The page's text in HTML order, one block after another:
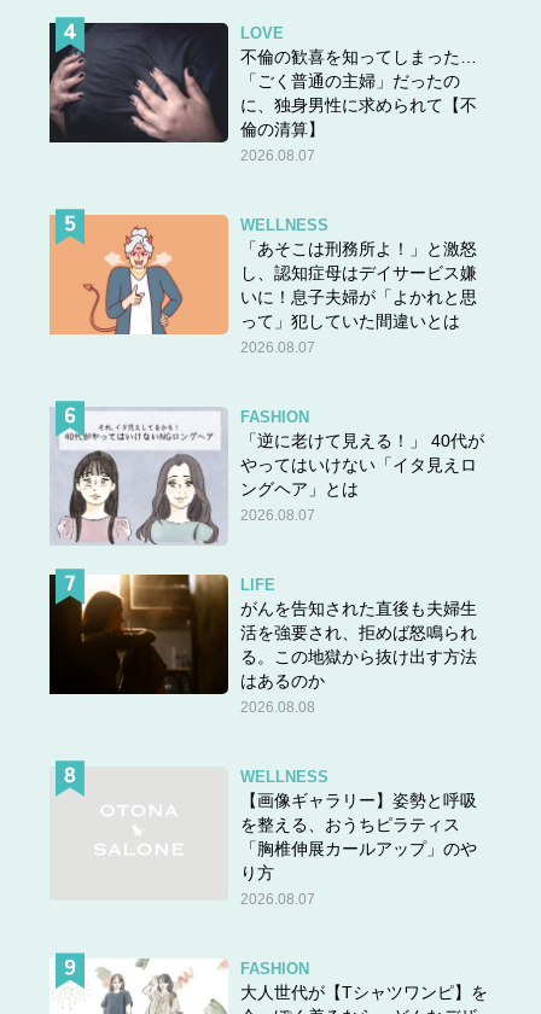
LOVE
不倫の歓喜を知ってしまった…
「ごく普通の主婦」だったの
に、独身男性に求められて【不
倫の清算】
2026.08.07
WELLNESS
「あそこは刑務所よ！」と激怒
し、認知症母はデイサービス嫌
いに！息子夫婦が「よかれと思
って」犯していた間違いとは
2026.08.07
FASHION
「逆に老けて見える！」 40代が
やってはいけない「イタ見えロ
ングヘア」とは
2026.08.07
LIFE
がんを告知された直後も夫婦生
活を強要され、拒めば怒鳴られ
る。この地獄から抜け出す方法
はあるのか
2026.08.08
WELLNESS
【画像ギャラリー】姿勢と呼吸
を整える、おうちピラティス
「胸椎伸展カールアップ」のや
り方
2026.08.07
FASHION
大人世代が【Tシャツワンピ】を